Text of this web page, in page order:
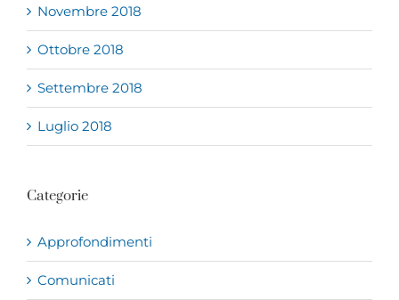
Novembre 2018
Ottobre 2018
Settembre 2018
Luglio 2018
Categorie
Approfondimenti
Comunicati